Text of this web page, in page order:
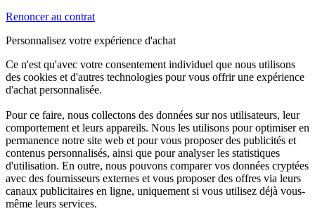
Renoncer au contrat
Personnalisez votre expérience d'achat
Ce n'est qu'avec votre consentement individuel que nous utilisons
des cookies et d'autres technologies pour vous offrir une expérience
d'achat personnalisée.
Pour ce faire, nous collectons des données sur nos utilisateurs, leur
comportement et leurs appareils. Nous les utilisons pour optimiser en
permanence notre site web et pour vous proposer des publicités et
contenus personnalisés, ainsi que pour analyser les statistiques
d'utilisation. En outre, nous pouvons comparer vos données cryptées
avec des fournisseurs externes et vous proposer des offres via leurs
canaux publicitaires en ligne, uniquement si vous utilisez déjà vous-
même leurs services.